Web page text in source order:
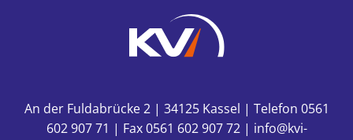
An der Fuldabrücke 2 | 34125 Kassel | Telefon 0561
602 907 71 | Fax 0561 602 907 72 | info@kvi-